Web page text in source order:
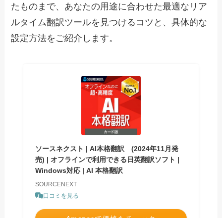
たものまで、あなたの用途に合わせた最適なリア
ルタイム翻訳ツールを見つけるコツと、具体的な
設定方法をご紹介します。
ソースネクスト | AI本格翻訳 (2024年11月発
売) | オフラインで利用できる日英翻訳ソフト |
Windows対応 | AI 本格翻訳
SOURCENEXT
口コミを見る